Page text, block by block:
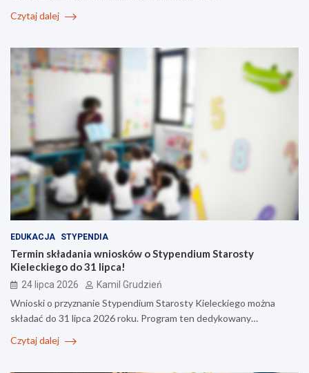
Czytaj dalej
EDUKACJA STYPENDIA
Termin składania wniosków o Stypendium Starosty
Kieleckiego do 31 lipca!
24 lipca 2026 Kamil Grudzień
Wnioski o przyznanie Stypendium Starosty Kieleckiego można
składać do 31 lipca 2026 roku. Program ten dedykowany…
Czytaj dalej